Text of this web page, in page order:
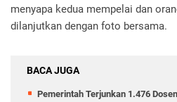
menyapa kedua mempelai dan
dilanjutkan dengan foto bersama.
BACA JUGA
Pemerintah Terjunkan 1.476